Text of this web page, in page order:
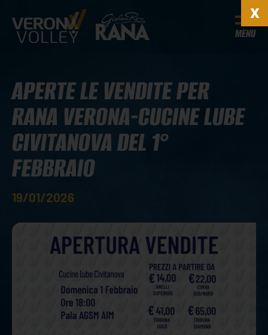
MENU
APERTE LE VENDITE PER
RANA VERONA-CUCINE LUBE
CIVITANOVA DEL 1°
FEBBRAIO
19/01/2026